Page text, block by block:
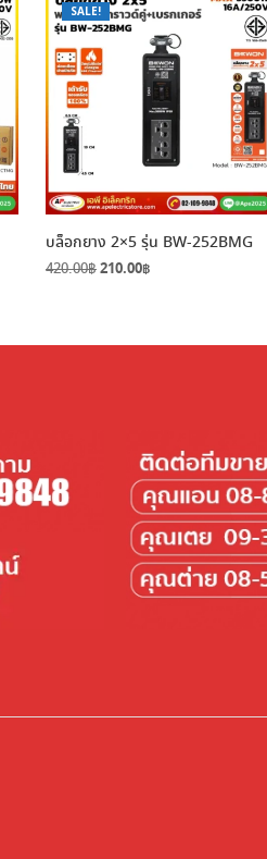
SALE!
บล็อกยาง 2×5 รุ่น BW-252BMG
420.00฿Original
210.00฿